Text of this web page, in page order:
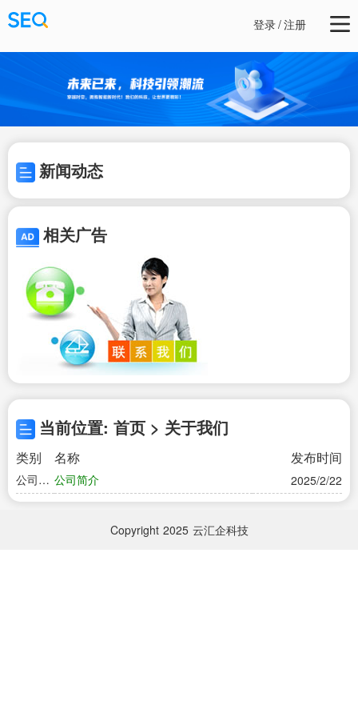
登录/注册
新闻动态
相关广告
当前位置: 首页 > 关于我们
类别 名称 发布时间
公司简
介
公司简介 2025/2/22
Copyright 2025 云汇企科技